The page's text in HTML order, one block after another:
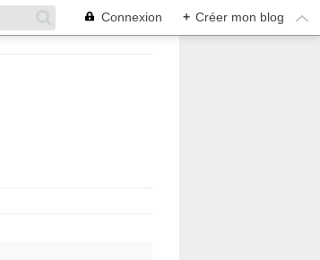
Connexion + Créer mon blog